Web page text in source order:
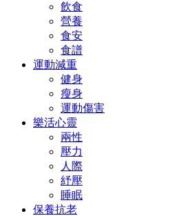
飲食
營養
食安
食譜
運動減重
健身
瘦身
運動傷害
樂活心靈
兩性
壓力
人際
紓壓
睡眠
保養抗老